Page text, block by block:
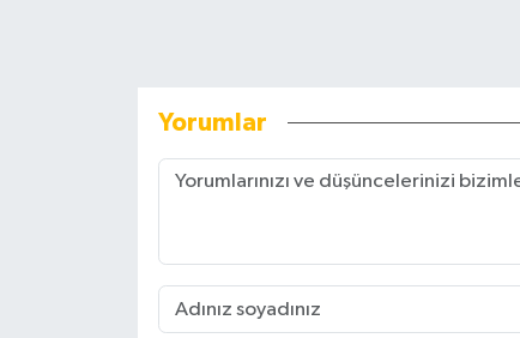
Yorumlar